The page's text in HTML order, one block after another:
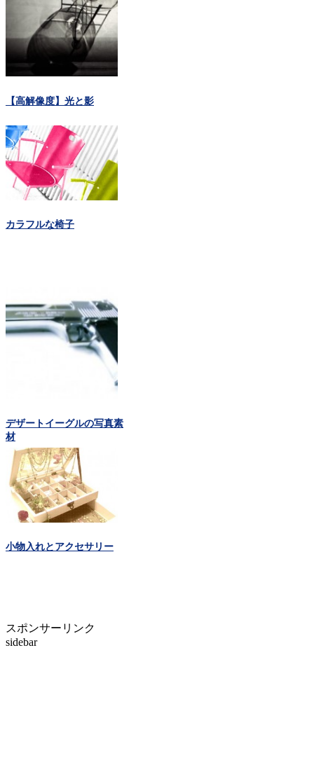
【高解像度】光と影
カラフルな椅子
デザートイーグルの写真素
材
小物入れとアクセサリー
スポンサーリンク
sidebar